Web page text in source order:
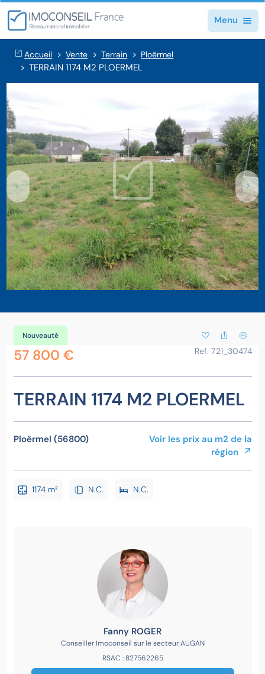
Menu
Accueil Vente Terrain Ploërmel
TERRAIN 1174 M2 PLOERMEL
Nouveauté
57 800 € Ref. 721_30474
TERRAIN 1174 M2 PLOERMEL
Ploërmel (56800)
Voir les prix au m2 de la
région
1174 m² N.C. N.C.
Fanny ROGER
Conseiller Imoconseil sur le secteur AUGAN
RSAC : 827562265